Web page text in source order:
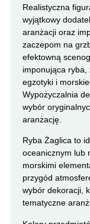
Realistyczna
wyjątkowy
aranżacji oraz
zaczepom na
efektowną
imponująca ryba,
egzotyki i
Wypożyczalnia
wybór
aranżację.
Ryba Żaglica to
oceanicznym lub
morskimi
przygód
wybór dekoracji,
tematyczne